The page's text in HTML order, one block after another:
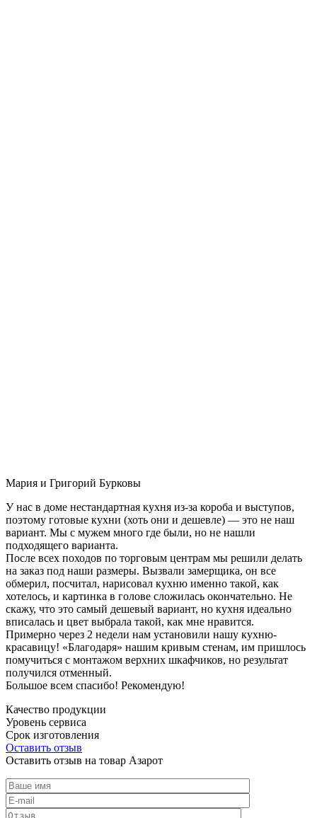
Мария и Григорий Бурковы
У нас в доме нестандартная кухня из-за короба и выступов,
поэтому готовые кухни (хоть они и дешевле) — это не наш
вариант. Мы с мужем много где были, но не нашли
подходящего варианта.
После всех походов по торговым центрам мы решили делать
на заказ под наши размеры. Вызвали замерщика, он все
обмерил, посчитал, нарисовал кухню именно такой, как
хотелось, и картинка в голове сложилась окончательно. Не
скажу, что это самый дешевый вариант, но кухня идеально
вписалась и цвет выбрала такой, как мне нравится.
Примерно через 2 недели нам установили нашу кухню-
красавицу! «Благодаря» нашим кривым стенам, им пришлось
помучиться с монтажом верхних шкафчиков, но результат
получился отменный.
Большое всем спасибо! Рекомендую!
Качество продукции
Уровень сервиса
Срок изготовления
Оставить отзыв
Оставить отзыв на товар Азарот